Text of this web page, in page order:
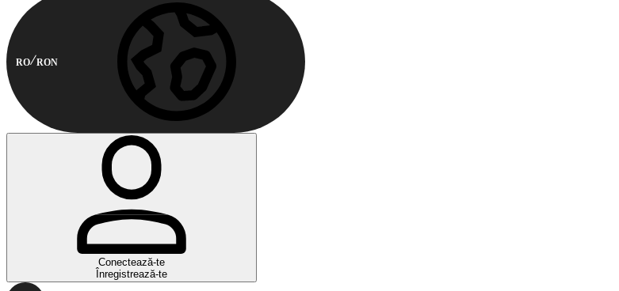
RO RON
Conectează-te
Înregistrează-te